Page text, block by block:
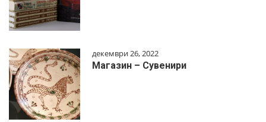
декември 26, 2022
Магазин – Сувенири